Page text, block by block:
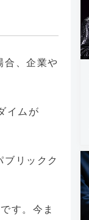
合、企業や
イムが
リックク
す。今ま